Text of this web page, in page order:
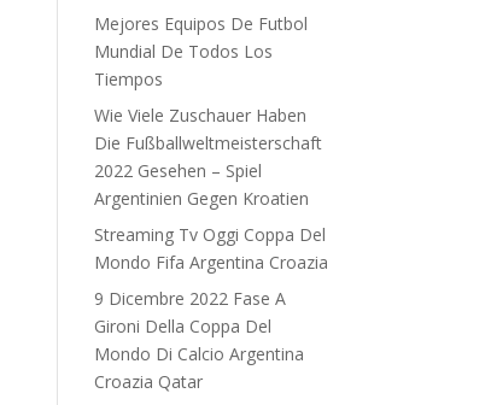
Mejores Equipos De Futbol
Mundial De Todos Los
Tiempos
Wie Viele Zuschauer Haben
Die Fußballweltmeisterschaft
2022 Gesehen – Spiel
Argentinien Gegen Kroatien
Streaming Tv Oggi Coppa Del
Mondo Fifa Argentina Croazia
9 Dicembre 2022 Fase A
Gironi Della Coppa Del
Mondo Di Calcio Argentina
Croazia Qatar